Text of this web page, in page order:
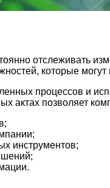
отслеживать
которые могут
процессов и
актах позволяет
инструментов;